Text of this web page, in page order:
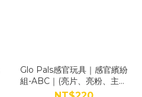
Glo Pals感官玩具｜感官繽紛
組-ABC｜(亮片、亮粉、主題
小物)